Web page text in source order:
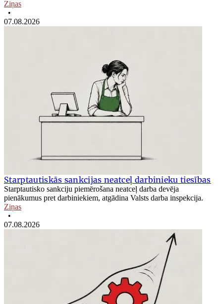
Ziņas
•
07.08.2026
Starptautiskās sankcijas neatceļ darbinieku tiesības
Starptautisko sankciju piemērošana neatceļ darba devēja
pienākumus pret darbiniekiem, atgādina Valsts darba inspekcija.
Ziņas
•
07.08.2026